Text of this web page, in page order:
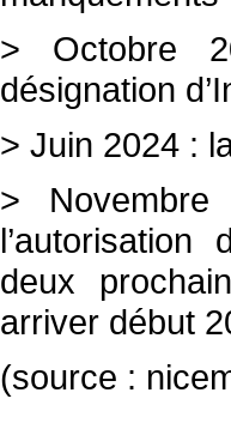
> Octobre
désignation
> Juin 2024 :
>
deux
arriver début
(source :